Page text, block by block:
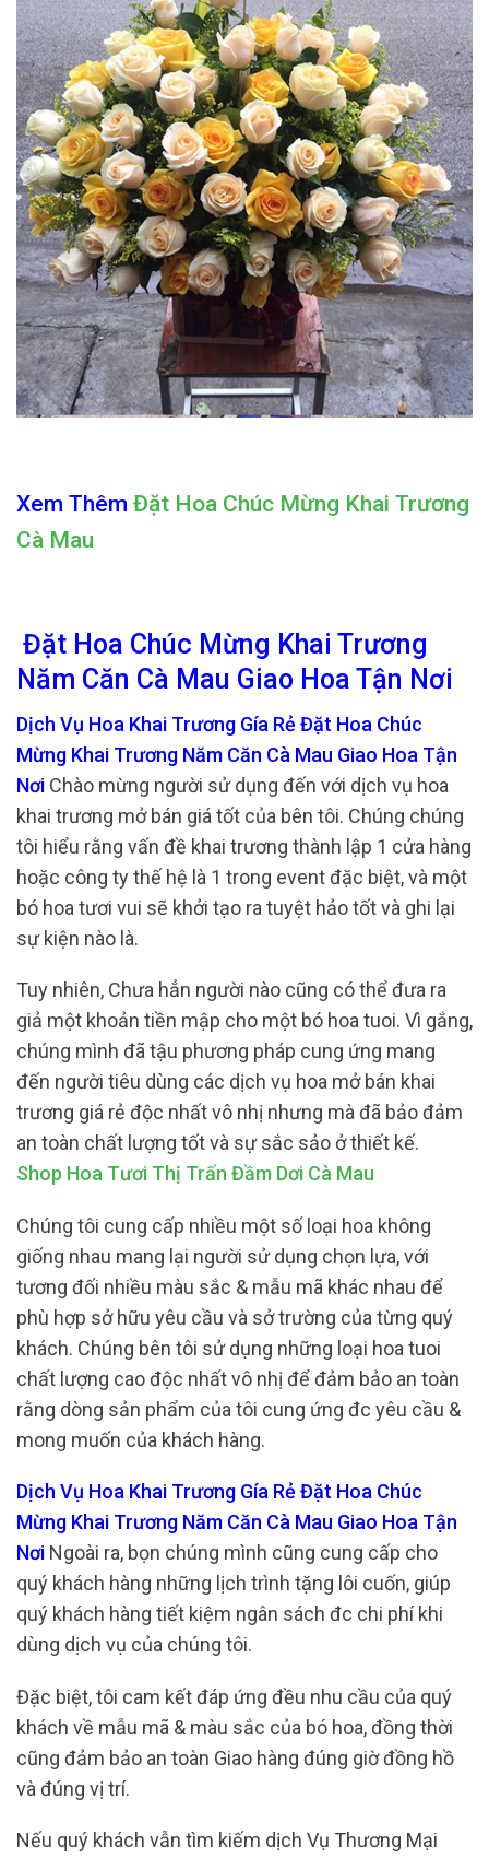
Xem Thêm Đặt Hoa Chúc Mừng Khai Trương
Cà Mau
Đặt Hoa Chúc Mừng Khai Trương
Năm Căn Cà Mau Giao Hoa Tận Nơi
Dịch Vụ Hoa Khai Trương Gía Rẻ Đặt Hoa Chúc
Mừng Khai Trương Năm Căn Cà Mau Giao Hoa Tận
Nơi Chào mừng người sử dụng đến với dịch vụ hoa
khai trương mở bán giá tốt của bên tôi. Chúng chúng
tôi hiểu rằng vấn đề khai trương thành lập 1 cửa hàng
hoặc công ty thế hệ là 1 trong event đặc biệt, và một
bó hoa tươi vui sẽ khởi tạo ra tuyệt hảo tốt và ghi lại
sự kiện nào là.
Tuy nhiên, Chưa hẳn người nào cũng có thể đưa ra
giả một khoản tiền mập cho một bó hoa tuoi. Vì gắng,
chúng mình đã tậu phương pháp cung ứng mang
đến người tiêu dùng các dịch vụ hoa mở bán khai
trương giá rẻ độc nhất vô nhị nhưng mà đã bảo đảm
an toàn chất lượng tốt và sự sắc sảo ở thiết kế.
Shop Hoa Tươi Thị Trấn Đầm Dơi Cà Mau
Chúng tôi cung cấp nhiều một số loại hoa không
giống nhau mang lại người sử dụng chọn lựa, với
tương đối nhiều màu sắc & mẫu mã khác nhau để
phù hợp sở hữu yêu cầu và sở trường của từng quý
khách. Chúng bên tôi sử dụng những loại hoa tuoi
chất lượng cao độc nhất vô nhị để đảm bảo an toàn
rằng dòng sản phẩm của tôi cung ứng đc yêu cầu &
mong muốn của khách hàng.
Dịch Vụ Hoa Khai Trương Gía Rẻ Đặt Hoa Chúc
Mừng Khai Trương Năm Căn Cà Mau Giao Hoa Tận
Nơi Ngoài ra, bọn chúng mình cũng cung cấp cho
quý khách hàng những lịch trình tặng lôi cuốn, giúp
quý khách hàng tiết kiệm ngân sách đc chi phí khi
dùng dịch vụ của chúng tôi.
Đặc biệt, tôi cam kết đáp ứng đều nhu cầu của quý
khách về mẫu mã & màu sắc của bó hoa, đồng thời
cũng đảm bảo an toàn Giao hàng đúng giờ đồng hồ
và đúng vị trí.
Nếu quý khách vẫn tìm kiếm dịch Vụ Thương Mại